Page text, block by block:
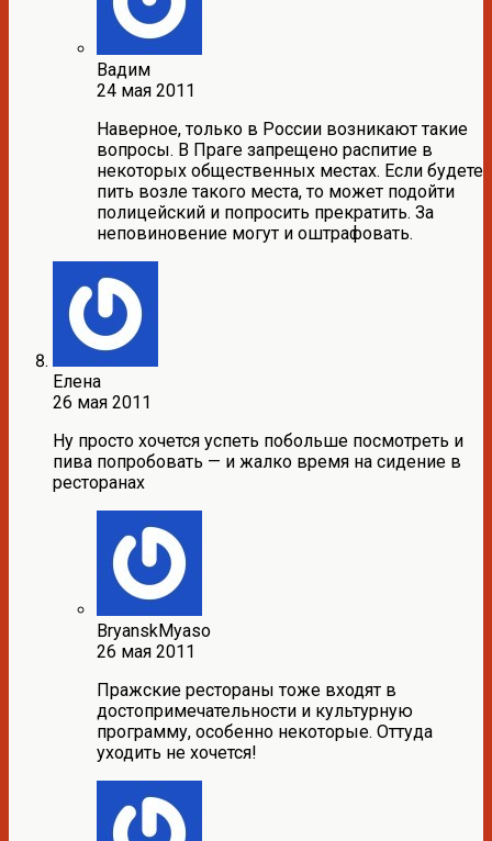
Вадим
24 мая 2011
Наверное, только в России возникают такие
вопросы. В Праге запрещено распитие в
некоторых общественных местах. Если будете
пить возле такого места, то может подойти
полицейский и попросить прекратить. За
неповиновение могут и оштрафовать.
Елена
26 мая 2011
Ну просто хочется успеть побольше посмотреть и
пива попробовать — и жалко время на сидение в
ресторанах
BryanskMyaso
26 мая 2011
Пражские рестораны тоже входят в
достопримечательности и культурную
программу, особенно некоторые. Оттуда
уходить не хочется!